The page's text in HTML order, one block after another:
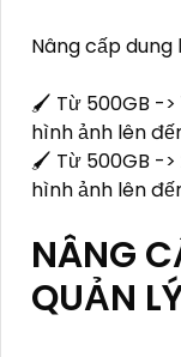
Nâng cấp
🖌 Từ 500GB ->
hình ảnh lên
🖌 Từ 500GB ->
hình ảnh lên
NÂNG
QUẢN